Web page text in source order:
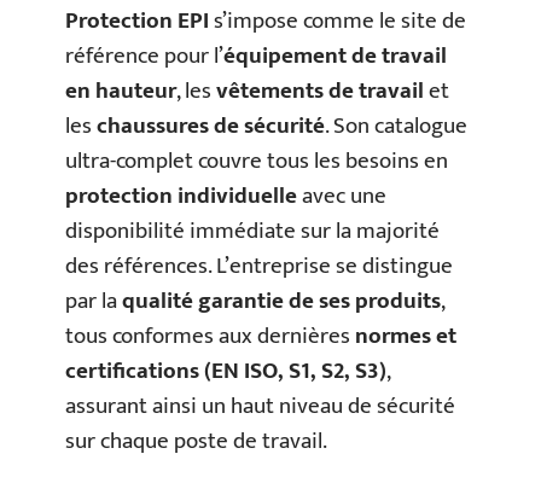
Protection EPIs’impose comme le site de
référence pour l’équipement de travail
en hauteur, lesvêtements de travailet
leschaussures de sécurité. Son catalogue
ultra-complet couvre tous les besoins en
protection individuelleavec une
disponibilité immédiate sur la majorité
des références. L’entreprise se distingue
par laqualité garantie de ses produits,
tous conformes aux dernièresnormes et
certifications (EN ISO, S1, S2, S3),
assurant ainsi un haut niveau de sécurité
sur chaque poste de travail.